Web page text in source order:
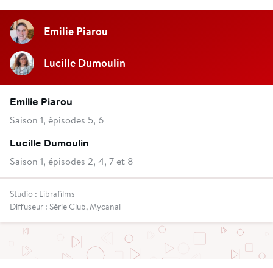
Emilie Piarou
Lucille Dumoulin
Emilie Piarou
Saison 1, épisodes 5, 6
Lucille Dumoulin
Saison 1, épisodes 2, 4, 7 et 8
Studio : Librafilms
Diffuseur : Série Club, Mycanal